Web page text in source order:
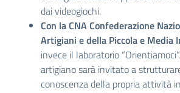
dai videogiochi.
Con la CNA Confederazione
Artigiani e della Piccola e Media
invece il laboratorio
artigiano sarà invitato a
conoscenza della propria attività